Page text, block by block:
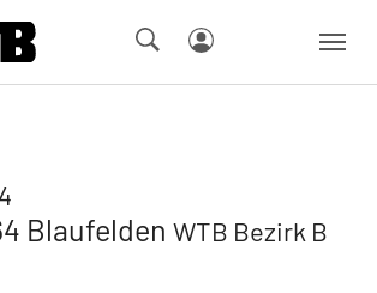
Blaufelden WTB Bezirk B